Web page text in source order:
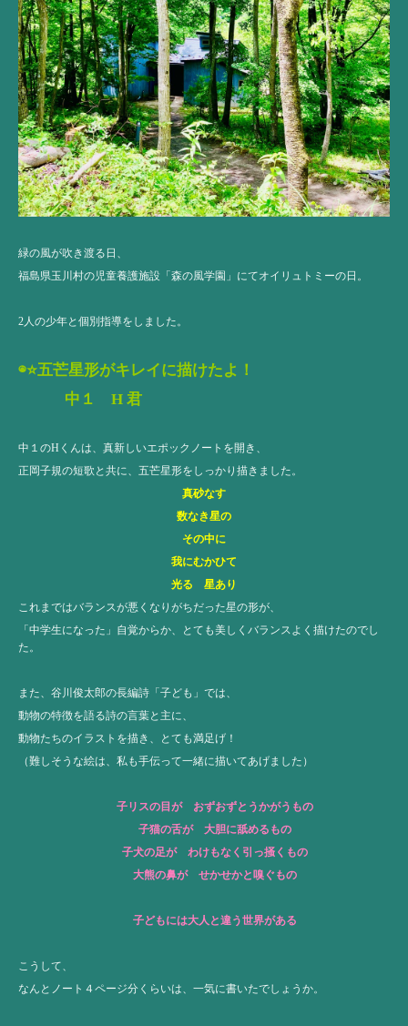
緑の風が吹き渡る日、
福島県玉川村の児童養護施設「森の風学園」にてオイリュトミーの日。
2人の少年と個別指導をしました。
◉⭐️五芒星形がキレイに描けたよ！
中１ H 君
中１のHくんは、真新しいエポックノートを開き、
正岡子規の短歌と共に、五芒星形をしっかり描きました。
真砂なす
数なき星の
その中に
我にむかひて
光る 星あり
これまではバランスが悪くなりがちだった星の形が、
「中学生になった」自覚からか、とても美しくバランスよく描けたのでし
た。
また、谷川俊太郎の長編詩「子ども」では、
動物の特徴を語る詩の言葉と主に、
動物たちのイラストを描き、とても満足げ！
（難しそうな絵は、私も手伝って一緒に描いてあげました）
子リスの目が おずおずとうかがうもの
子猫の舌が 大胆に舐めるもの
子犬の足が わけもなく引っ掻くもの
大熊の鼻が せかせかと嗅ぐもの
子どもには大人と違う世界がある
こうして、
なんとノート４ページ分くらいは、一気に書いたでしょうか。